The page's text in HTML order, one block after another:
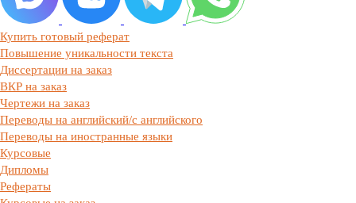
Купить готовый реферат
Повышение уникальности текста
Диссертации на заказ
ВКР на заказ
Чертежи на заказ
Переводы на английский/с английского
Переводы на иностранные языки
Курсовые
Дипломы
Рефераты